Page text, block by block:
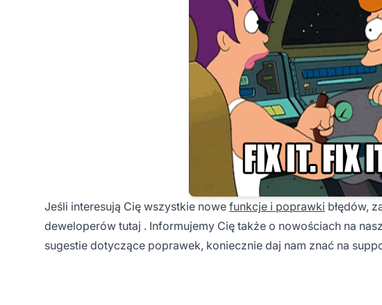
Jeśli interesują Cię wszystkie nowe funkcje i poprawki błędów,
deweloperów tutaj . Informujemy Cię także o nowościach na
sugestie dotyczące poprawek, koniecznie daj nam znać na